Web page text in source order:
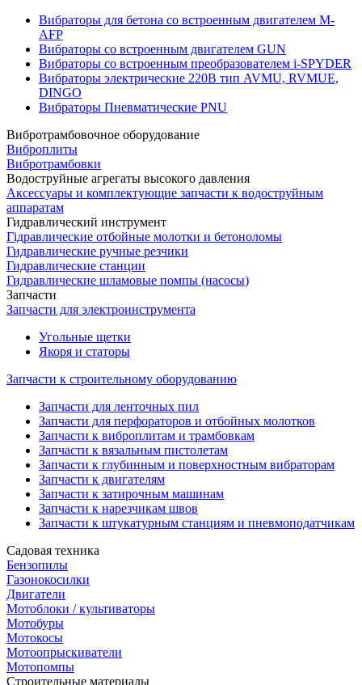
Вибраторы для бетона со встроенным двигателем M-
AFP
Вибраторы со встроенным двигателем GUN
Вибраторы со встроенным преобразователем i-SPYDER
Вибраторы электрические 220B тип AVMU, RVMUE,
DINGO
Вибраторы Пневматические PNU
Вибротрамбовочное оборудование
Виброплиты
Вибротрамбовки
Водоструйные агрегаты высокого давления
Аксессуары и комплектующие запчасти к водоструйным
аппаратам
Гидравлический инструмент
Гідравлические отбойные молотки и бетоноломы
Гидравлические ручные резчики
Гидравлические станции
Гидравлические шламовые помпы (насосы)
Запчасти
Запчасти для электроинструмента
Угольные щетки
Якоря и статоры
Запчасти к строительному оборудованию
Запчасти для ленточных пил
Запчасти для перфораторов и отбойных молотков
Запчасти к виброплитам и трамбовкам
Запчасти к вязальным пистолетам
Запчасти к глубинным и поверхностным вибраторам
Запчасти к двигателям
Запчасти к затирочным машинам
Запчасти к нарезчикам швов
Запчасти к штукатурным станциям и пневмоподатчикам
Садовая техника
Бензопилы
Газонокосилки
Двигатели
Мотоблоки / культиваторы
Мотобуры
Мотокосы
Мотоопрыскиватели
Мотопомпы
Строительные материалы